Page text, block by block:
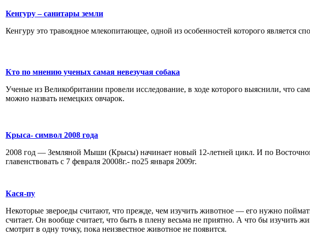
Кенгуру – санитары земли
Кенгуру это травоядное млекопитающее, одной из особенностей которого является
Кто по мнению ученых самая невезучая собака
Ученые из Великобритании провели исследование, в ходе которого выяснили, что
можно назвать немецких овчарок.
Крыса- символ 2008 года
2008 год — Земляной Мыши (Крысы) начинает новый 12-летней цикл. И по
главенствовать с 7 февраля 20008г.- по25 января 2009г.
Кася-пу
Некоторые звероеды считают, что прежде, чем изучить животное — его нужно
считает. Он вообще считает, что быть в плену весьма не приятно. А что бы изучить
смотрит в одну точку, пока неизвестное животное не появится.